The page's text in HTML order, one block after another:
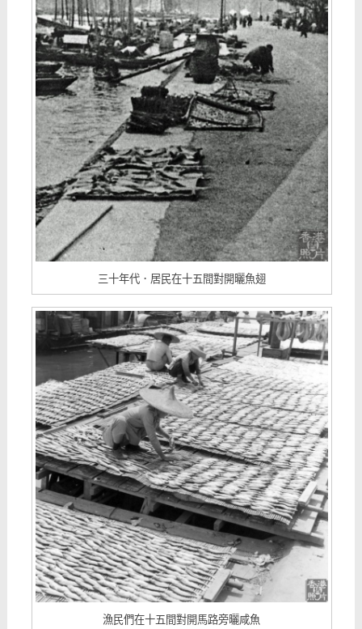
三十年代．居民在十五間對開曬魚翅
漁民們在十五間對開馬路旁曬咸魚